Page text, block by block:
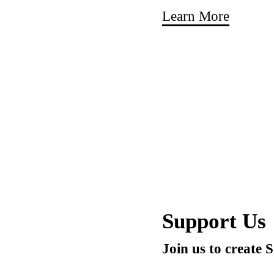
Learn More
Support Us
Join us to create